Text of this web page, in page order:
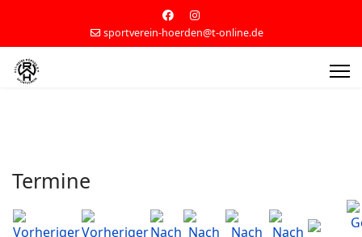
sportverein-hoerden@t-online.de
Termine